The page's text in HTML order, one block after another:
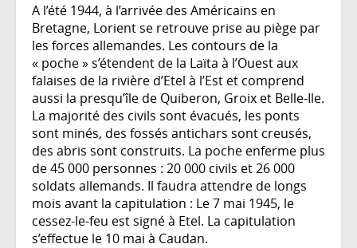
A l’été 1944, à l’arrivée des Américains en
Bretagne, Lorient se retrouve prise au piège par
les forces allemandes. Les contours de la
« poche » s’étendent de la Laïta à l’Ouest aux
falaises de la rivière d’Etel à l’Est et comprend
aussi la presqu’île de Quiberon, Groix et Belle-Ile.
La majorité des civils sont évacués, les ponts
sont minés, des fossés antichars sont creusés,
des abris sont construits. La poche enferme plus
de 45 000 personnes : 20 000 civils et 26 000
soldats allemands. Il faudra attendre de longs
mois avant la capitulation : Le 7 mai 1945, le
cessez-le-feu est signé à Etel. La capitulation
s’effectue le 10 mai à Caudan.